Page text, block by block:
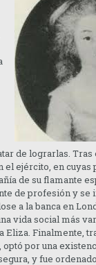
de lograrlas. Tras
el ejército, en cuyas
de su flamante
de profesión y se
a la banca en
vida social más
Eliza. Finalmente,
optó por una
y fue